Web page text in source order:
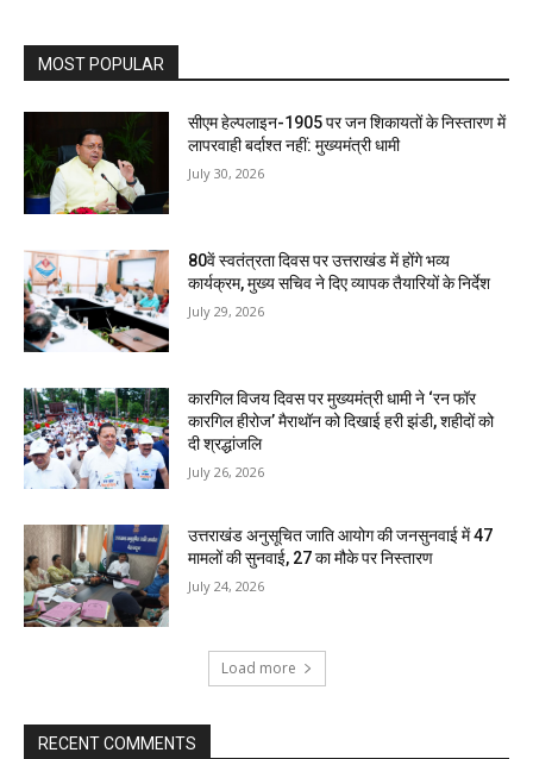
MOST POPULAR
सीएम हेल्पलाइन-1905 पर जन शिकायतों के निस्तारण में
लापरवाही बर्दाश्त नहीं: मुख्यमंत्री धामी
July 30, 2026
80वें स्वतंत्रता दिवस पर उत्तराखंड में होंगे भव्य
कार्यक्रम, मुख्य सचिव ने दिए व्यापक तैयारियों के निर्देश
July 29, 2026
कारगिल विजय दिवस पर मुख्यमंत्री धामी ने ‘रन फॉर
कारगिल हीरोज’ मैराथॉन को दिखाई हरी झंडी, शहीदों को
दी श्रद्धांजलि
July 26, 2026
उत्तराखंड अनुसूचित जाति आयोग की जनसुनवाई में 47
मामलों की सुनवाई, 27 का मौके पर निस्तारण
July 24, 2026
Load more
RECENT COMMENTS